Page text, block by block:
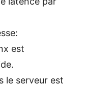
est
le serveur est